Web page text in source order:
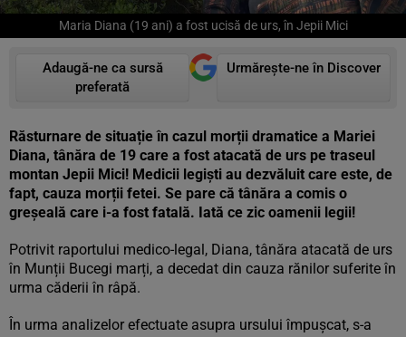
Maria Diana (19 ani) a fost ucisă de urs, în Jepii Mici
Adaugă-ne ca sursă
preferată
Urmărește-ne în Discover
Răsturnare de situație în cazul morții dramatice a Mariei
Diana, tânăra de 19 care a fost atacată de urs pe traseul
montan Jepii Mici! Medicii legiști au dezvăluit care este, de
fapt, cauza morții fetei. Se pare că tânăra a comis o
greșeală care i-a fost fatală. Iată ce zic oamenii legii!
Potrivit raportului medico-legal, Diana, tânăra atacată de urs
în Munții Bucegi marți, a decedat din cauza rănilor suferite în
urma căderii în râpă.
În urma analizelor efectuate asupra ursului împușcat, s-a